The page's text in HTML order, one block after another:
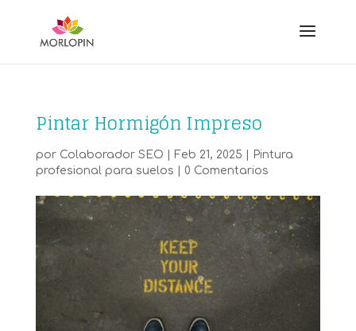
Pintar Hormigón Impreso
por Colaborador SEO Feb 21, 2025
Pintura
profesional para suelos
0 Comentarios